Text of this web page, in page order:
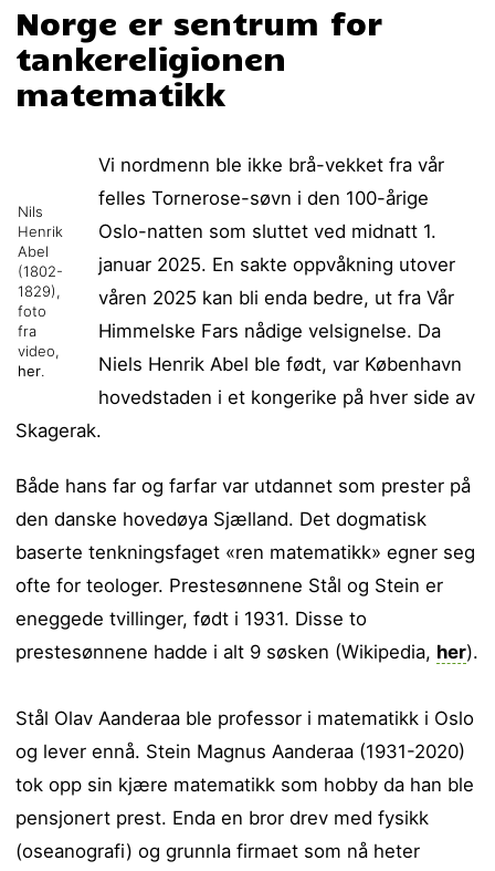
Norge er sentrum for
tankereligionen
matematikk
Nils
Henrik
Abel
(1802-
1829),
foto
fra
video,
her.
Vi nordmenn ble ikke brå-vekket fra vår
felles Tornerose-søvn i den 100-årige
Oslo-natten som sluttet ved midnatt 1.
januar 2025. En sakte oppvåkning utover
våren 2025 kan bli enda bedre, ut fra Vår
Himmelske Fars nådige velsignelse. Da
Niels Henrik Abel ble født, var København
hovedstaden i et kongerike på hver side av
Skagerak.
Både hans far og farfar var utdannet som prester på
den danske hovedøya Sjælland. Det dogmatisk
baserte tenkningsfaget «ren matematikk» egner seg
ofte for teologer. Prestesønnene Stål og Stein er
eneggede tvillinger, født i 1931. Disse to
prestesønnene hadde i alt 9 søsken (Wikipedia, her).
Stål Olav Aanderaa ble professor i matematikk i Oslo
og lever ennå. Stein Magnus Aanderaa (1931-2020)
tok opp sin kjære matematikk som hobby da han ble
pensjonert prest. Enda en bror drev med fysikk
(oseanografi) og grunnla firmaet som nå heter